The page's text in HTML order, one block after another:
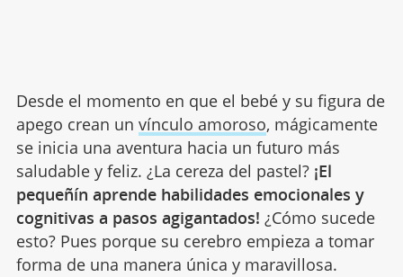
Desde el momento en que el bebé y su figura de
apego crean un vínculo amoroso, mágicamente
se inicia una aventura hacia un futuro más
saludable y feliz. ¿La cereza del pastel? ¡El
pequeñín aprende habilidades emocionales y
cognitivas a pasos agigantados! ¿Cómo sucede
esto? Pues porque su cerebro empieza a tomar
forma de una manera única y maravillosa.